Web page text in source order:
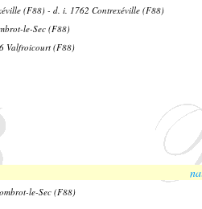
(F88) - d. i. 1762 Contrexéville (F88)
le-Sec (F88)
Valfroicourt (F88)
le-Sec (F88)